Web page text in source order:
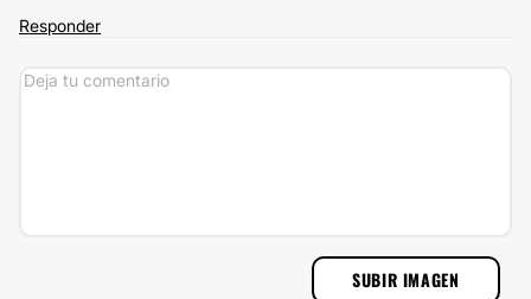
Responder
SUBIR IMAGEN